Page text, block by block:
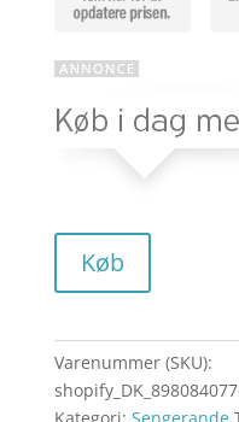
Køb
Varenummer (SKU):